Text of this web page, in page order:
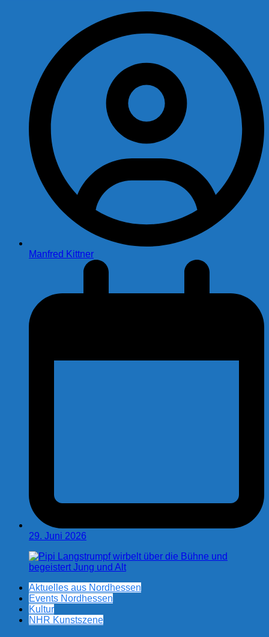
Manfred Kittner
29. Juni 2026
Aktuelles aus Nordhessen
Events Nordhessen
Kultur
NHR Kunstszene